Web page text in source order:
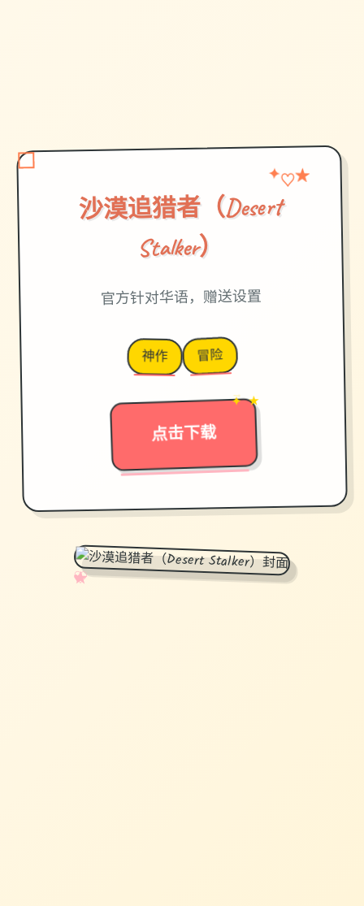
沙漠追猎者（Desert
Stalker）
✦♡★
官方针对华语，赠送设置
神作 冒险
点击下载
→
✦ ★
✧
♡
★
♥